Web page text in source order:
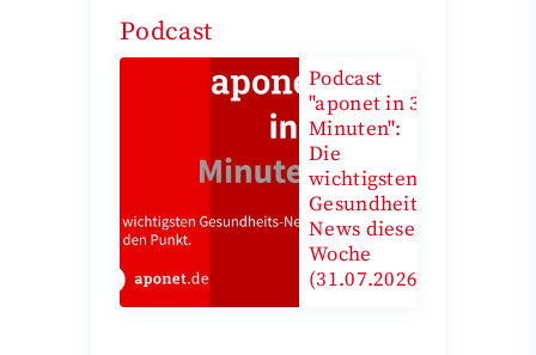
Podcast
Podcast
"aponet in 3
Minuten":
Die
wichtigsten
Gesundheits-
News diese
Woche
(31.07.2026)